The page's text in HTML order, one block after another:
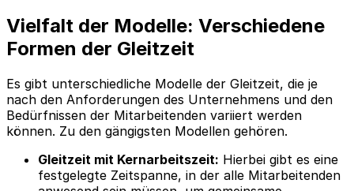
Vielfalt der Modelle: Verschiedene
Formen der Gleitzeit
Es gibt unterschiedliche Modelle der Gleitzeit, die je
nach den Anforderungen des Unternehmens und den
Bedürfnissen der Mitarbeitenden variiert werden
können. Zu den gängigsten Modellen gehören.
Gleitzeit mit Kernarbeitszeit: Hierbei gibt es eine
festgelegte Zeitspanne, in der alle Mitarbeitenden